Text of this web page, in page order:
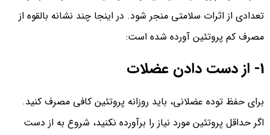
تعدادی از اثرات سلامتی منجر شود. در اینجا چند نشانه بالقوه از
مصرف کم پروتئین آورده شده است:
1- از دست دادن عضلات
برای حفظ توده عضلانی، باید روزانه پروتئین کافی مصرف کنید.
اگر حداقل پروتئین مورد نیاز را برآورده نکنید، شروع به از دست